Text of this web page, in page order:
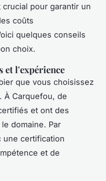
pour garantir un
coûts
quelques conseils
choix.
et l'expérience
que vous choisissez
À Carquefou, de
et ont des
domaine. Par
une certification
et de